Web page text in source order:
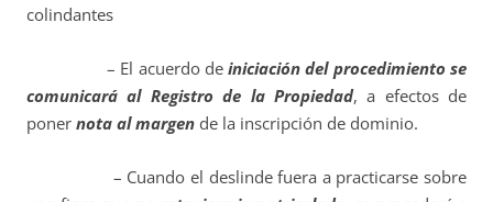
colindantes
– El acuerdo deiniciación del procedimiento se
comunicará al Registro de la Propiedad, a efectos de
poner nota al margen de la inscripción de dominio.
– Cuando el deslinde fuera a practicarse sobre